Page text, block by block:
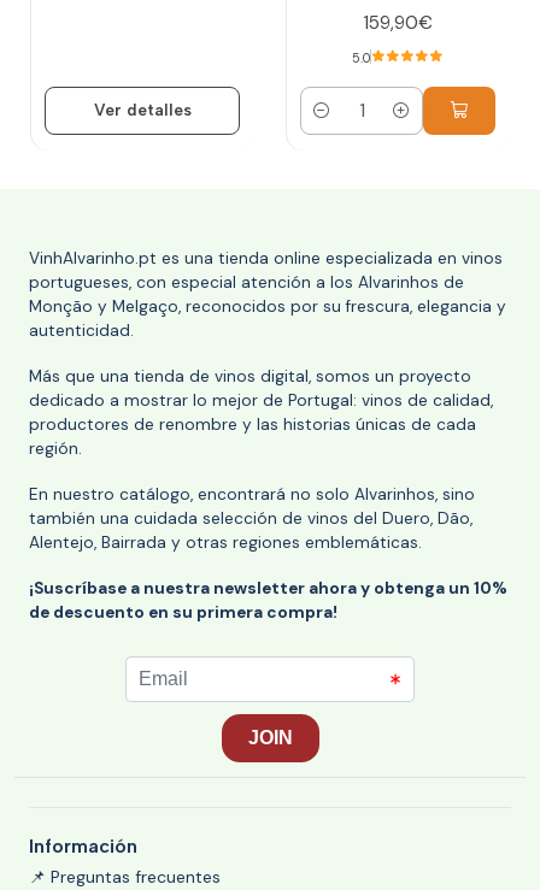
Ver detalles
159,90€
5.0
Cantidad
VinhAlvarinho.pt es una tienda online especializada en vinos
portugueses, con especial atención a los Alvarinhos de
Monção y Melgaço, reconocidos por su frescura, elegancia y
autenticidad.
Más que una tienda de vinos digital, somos un proyecto
dedicado a mostrar lo mejor de Portugal: vinos de calidad,
productores de renombre y las historias únicas de cada
región.
En nuestro catálogo, encontrará no solo Alvarinhos, sino
también una cuidada selección de vinos del Duero, Dão,
Alentejo, Bairrada y otras regiones emblemáticas.
¡Suscríbase a nuestra newsletter ahora y obtenga un 10%
de descuento en su primera compra!
Información
📌 Preguntas frecuentes